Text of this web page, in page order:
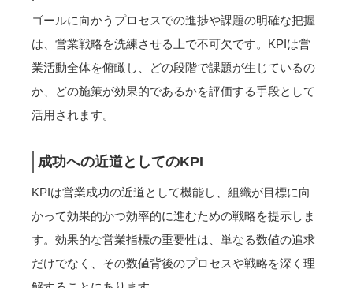
ゴールに向かうプロセスでの進捗や課題の明確な把握
は、営業戦略を洗練させる上で不可欠です。KPIは営
業活動全体を俯瞰し、どの段階で課題が生じているの
か、どの施策が効果的であるかを評価する手段として
活用されます。
成功への近道としてのKPI
KPIは営業成功の近道として機能し、組織が目標に向
かって効果的かつ効率的に進むための戦略を提示しま
す。効果的な営業指標の重要性は、単なる数値の追求
だけでなく、その数値背後のプロセスや戦略を深く理